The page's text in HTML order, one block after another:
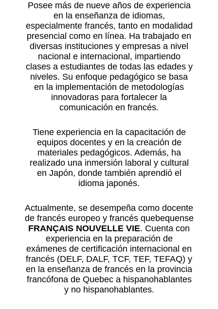
Posee más de nueve años de experiencia
en la enseñanza de idiomas,
especialmente francés, tanto en modalidad
presencial como en línea. Ha trabajado en
diversas instituciones y empresas a nivel
nacional e internacional, impartiendo
clases a estudiantes de todas las edades y
niveles. Su enfoque pedagógico se basa
en la implementación de metodologías
innovadoras para fortalecer la
comunicación en francés.
Tiene experiencia en la capacitación de
equipos docentes y en la creación de
materiales pedagógicos. Además, ha
realizado una inmersión laboral y cultural
en Japón, donde también aprendió el
idioma japonés.
Actualmente, se desempeña como docente
de francés europeo y francés quebequense
FRANÇAIS NOUVELLE VIE. Cuenta con
experiencia en la preparación de
exámenes de certificación internacional en
francés (DELF, DALF, TCF, TEF, TEFAQ) y
en la enseñanza de francés en la provincia
francófona de Quebec a hispanohablantes
y no hispanohablantes.